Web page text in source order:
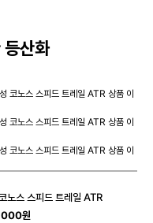
등산화
노스 스피드 트레일 ATR
원